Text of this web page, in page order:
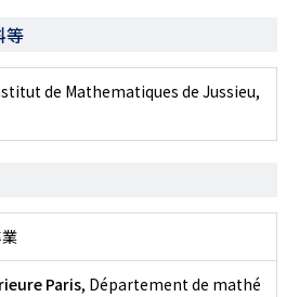
等
de Mathematiques de Jussieu,
Paris, Département de mathé